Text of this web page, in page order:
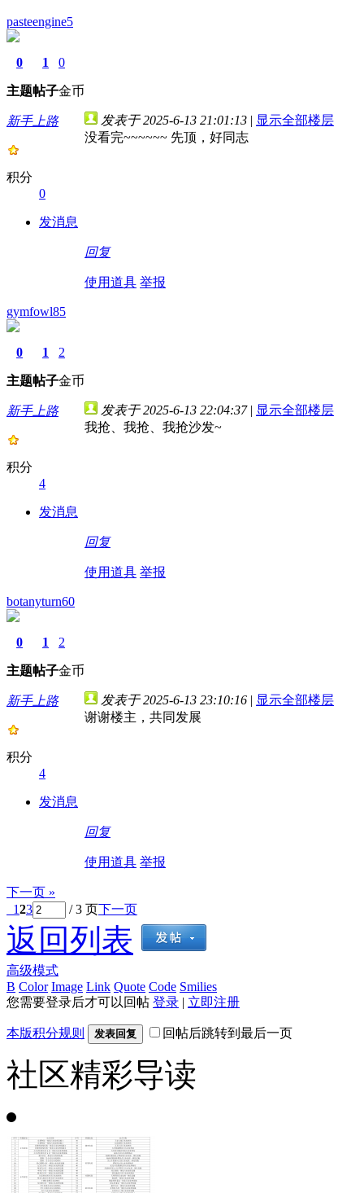
pasteengine5
0
主题
1
帖子
0
金币
新手上路
积分
0
发消息
发表于 2025-6-13 21:01:13 | 显示全部楼层
没看完~~~~~~ 先顶，好同志
回复
使用道具 举报
gymfowl85
0
主题
1
帖子
2
金币
新手上路
积分
4
发消息
发表于 2025-6-13 22:04:37 | 显示全部楼层
我抢、我抢、我抢沙发~
回复
使用道具 举报
botanyturn60
0
主题
1
帖子
2
金币
新手上路
积分
4
发消息
发表于 2025-6-13 23:10:16 | 显示全部楼层
谢谢楼主，共同发展
回复
使用道具 举报
下一页 »
123 / 3 页下一页
返回列表
高级模式
B Color Image Link Quote Code Smilies
您需要登录后才可以回帖 登录 | 立即注册
本版积分规则 发表回复 回帖后跳转到最后一页
社区精彩导读